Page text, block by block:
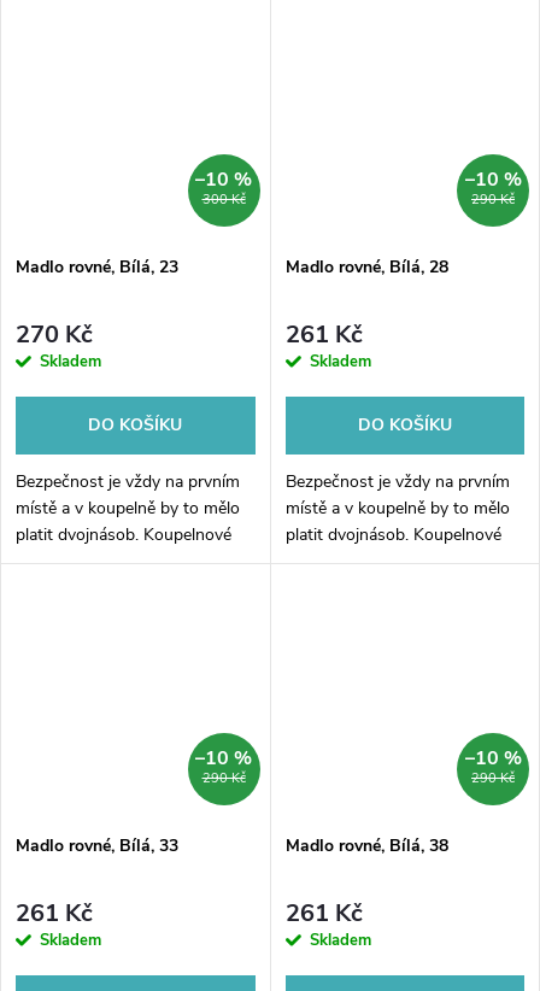
300 Kč
–10 %
Madlo rovné, Bílá, 23
270 Kč
Skladem
DO KOŠÍKU
Bezpečnost je vždy na prvním
místě a v koupelně by to mělo
platit dvojnásob. Koupelnové
madlo rovné pro montáž na
290 Kč
–10 %
Madlo rovné, Bílá, 28
261 Kč
Skladem
DO KOŠÍKU
Bezpečnost je vždy na prvním
místě a v koupelně by to mělo
platit dvojnásob. Koupelnové
madlo rovné pro montáž na
290 Kč
–10 %
Madlo rovné, Bílá, 33
261 Kč
Skladem
290 Kč
–10 %
Madlo rovné, Bílá, 38
261 Kč
Skladem